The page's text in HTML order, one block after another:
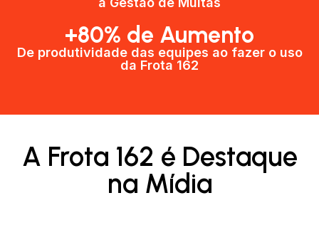
+80% de Aumento
De produtividade das equipes ao fazer o uso
da Frota 162​
A Frota 162 é Destaque
na Mídia